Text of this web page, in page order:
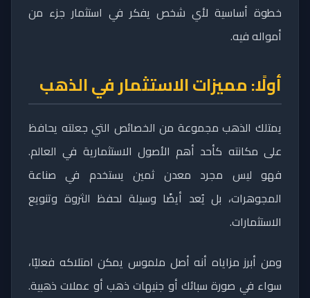
خطوة أساسية لأي شخص يفكر في استثمار جزء من
أمواله فيه.
أولًا: مميزات الاستثمار في الذهب
يمتلك الذهب مجموعة من الخصائص التي جعلته يحافظ
على مكانته كأحد أهم الأصول الاستثمارية في العالم.
فهو ليس مجرد معدن ثمين يستخدم في صناعة
المجوهرات، بل يُعد أيضًا وسيلة لحفظ الثروة وتنويع
الاستثمارات.
ومن أبرز مزاياه أنه أصل ملموس يمكن امتلاكه فعليًا،
سواء في صورة سبائك أو جنيهات ذهب أو عملات ذهبية.